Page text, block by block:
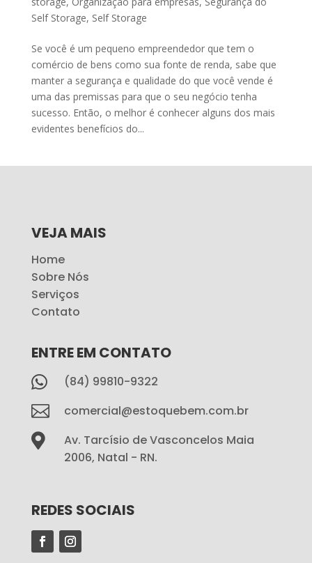
Self Storage, Self Storage
Se você é um pequeno empreendedor que tem o
comércio de bens como sua fonte de renda, sabe que
manter a segurança e qualidade do que você vende é
uma das premissas para que o seu negócio tenha
sucesso. Então, o melhor é conhecer alguns dos mais
evidentes benefícios do...
VEJA MAIS
Home
Sobre Nós
Serviços
Contato
ENTRE EM CONTATO
 (84) 99810-9322
 comercial@estoquebem.com.br

Av. Tarcísio de Vasconcelos Maia
2006, Natal - RN.
REDES SOCIAIS